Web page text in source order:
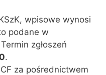
wpisowe wynosi
podane w
zgłoszeń
.
za pośrednictwem